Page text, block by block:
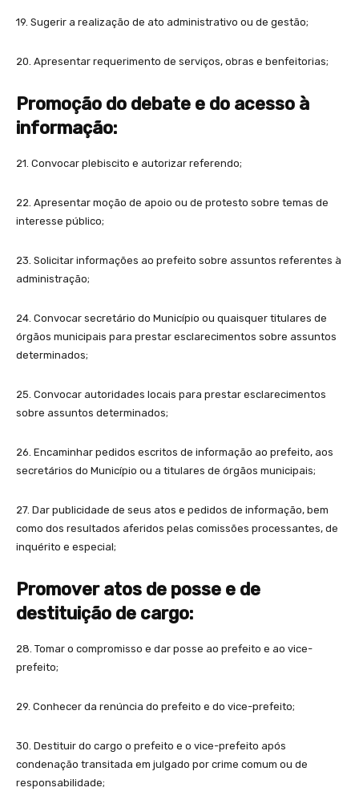
19. Sugerir a realização de ato administrativo ou de gestão;
20. Apresentar requerimento de serviços, obras e benfeitorias;
Promoção do debate e do acesso à
informação:
21. Convocar plebiscito e autorizar referendo;
22. Apresentar moção de apoio ou de protesto sobre temas de
interesse público;
23. Solicitar informações ao prefeito sobre assuntos referentes à
administração;
24. Convocar secretário do Município ou quaisquer titulares de
órgãos municipais para prestar esclarecimentos sobre assuntos
determinados;
25. Convocar autoridades locais para prestar esclarecimentos
sobre assuntos determinados;
26. Encaminhar pedidos escritos de informação ao prefeito, aos
secretários do Município ou a titulares de órgãos municipais;
27. Dar publicidade de seus atos e pedidos de informação, bem
como dos resultados aferidos pelas comissões processantes, de
inquérito e especial;
Promover atos de posse e de
destituição de cargo:
28. Tomar o compromisso e dar posse ao prefeito e ao vice-
prefeito;
29. Conhecer da renúncia do prefeito e do vice-prefeito;
30. Destituir do cargo o prefeito e o vice-prefeito após
condenação transitada em julgado por crime comum ou de
responsabilidade;